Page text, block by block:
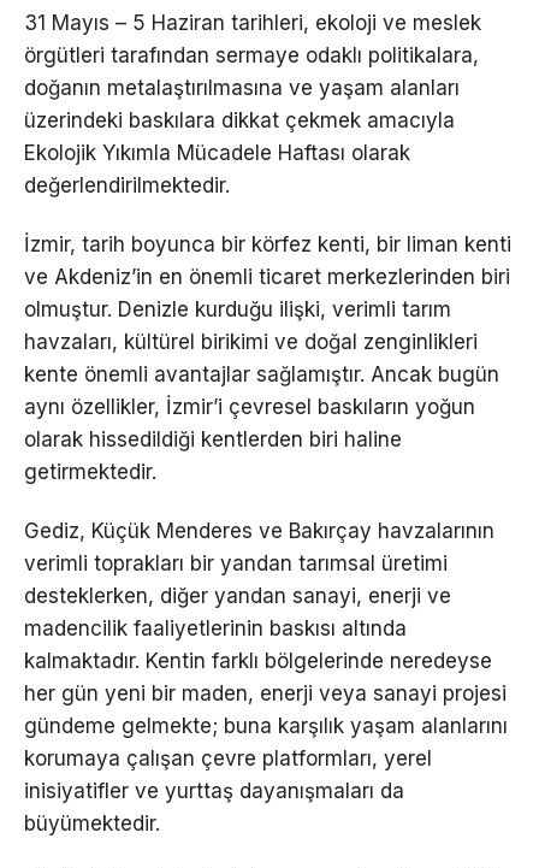
31 Mayıs – 5 Haziran tarihleri, ekoloji ve meslek
örgütleri tarafından sermaye odaklı politikalara,
doğanın metalaştırılmasına ve yaşam alanları
üzerindeki baskılara dikkat çekmek amacıyla
Ekolojik Yıkımla Mücadele Haftası olarak
değerlendirilmektedir.
İzmir, tarih boyunca bir körfez kenti, bir liman kenti
ve Akdeniz’in en önemli ticaret merkezlerinden biri
olmuştur. Denizle kurduğu ilişki, verimli tarım
havzaları, kültürel birikimi ve doğal zenginlikleri
kente önemli avantajlar sağlamıştır. Ancak bugün
aynı özellikler, İzmir’i çevresel baskıların yoğun
olarak hissedildiği kentlerden biri haline
getirmektedir.
Gediz, Küçük Menderes ve Bakırçay havzalarının
verimli toprakları bir yandan tarımsal üretimi
desteklerken, diğer yandan sanayi, enerji ve
madencilik faaliyetlerinin baskısı altında
kalmaktadır. Kentin farklı bölgelerinde neredeyse
her gün yeni bir maden, enerji veya sanayi projesi
gündeme gelmekte; buna karşılık yaşam alanlarını
korumaya çalışan çevre platformları, yerel
inisiyatifler ve yurttaş dayanışmaları da
büyümektedir.